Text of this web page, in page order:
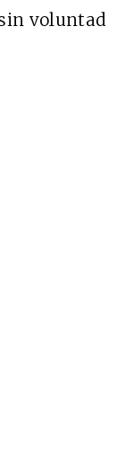
voluntad